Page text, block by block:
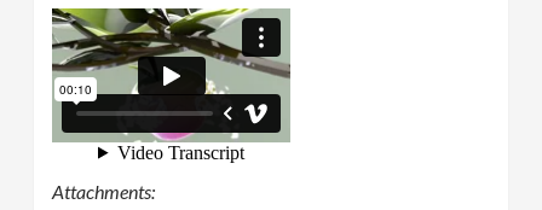
Attachments: